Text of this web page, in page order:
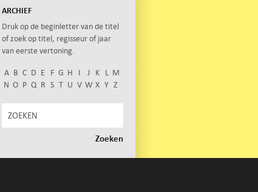
ARCHIEF
Druk op de beginletter van de titel
of zoek op titel, regisseur of jaar
van eerste vertoning.
A B C D E F G H I J K L M
N O P Q R S T U V W X Y Z